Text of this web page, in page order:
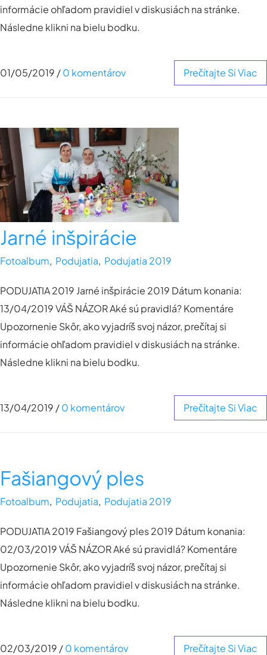
informácie ohľadom pravidiel v diskusiách na stránke.
Následne klikni na bielu bodku.
01/05/2019 /0 komentárov Prečítajte Si Viac
Jarné inšpirácie
Fotoalbum, Podujatia, Podujatia 2019
PODUJATIA 2019 Jarné inšpirácie 2019 Dátum konania:
13/04/2019 VÁŠ NÁZOR Aké sú pravidlá? Komentáre
Upozornenie Skôr, ako vyjadríš svoj názor, prečítaj si
informácie ohľadom pravidiel v diskusiách na stránke.
Následne klikni na bielu bodku.
13/04/2019 /0 komentárov Prečítajte Si Viac
Fašiangový ples
Fotoalbum, Podujatia, Podujatia 2019
PODUJATIA 2019 Fašiangový ples 2019 Dátum konania:
02/03/2019 VÁŠ NÁZOR Aké sú pravidlá? Komentáre
Upozornenie Skôr, ako vyjadríš svoj názor, prečítaj si
informácie ohľadom pravidiel v diskusiách na stránke.
Následne klikni na bielu bodku.
02/03/2019 /0 komentárov Prečítajte Si Viac